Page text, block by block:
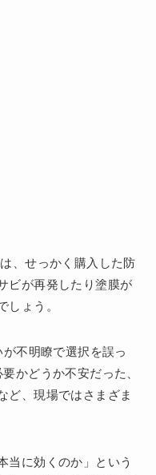
、せっかく購入した防
ビが再発したり塗膜が
しょう。
不明瞭で選択を誤っ
かどうか不安だった、
ど、現場ではさまざま
当に効くのか」という